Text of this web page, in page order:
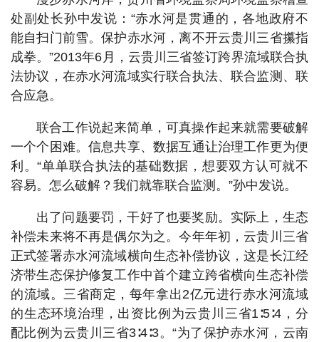
处副处长孙中发说：“赤水河是贯通的，各地政府不
能自扫门前雪。保护赤水河，离不开云贵川三省攥指
成拳。”2013年6月，云贵川三省签订跨界流域联合执
法协议，在赤水河流域实行联合执法、联合监测、联
合应急。
联合工作说起来简单，可真操作起来就需要破解
一个个困难。信息共享、数据互通让治理工作更为便
利。“单单联合执法的基础数据，想要双方认可就不
容易。怎么破解？我们就靠联合监测。”孙中发说。
出了问题要罚，干好了也要奖励。实际上，生态
补偿未来将不再是偶尔为之。今年年初，云贵川三省
正式签署赤水河流域横向生态补偿协议，这是长江经
济带生态保护修复工作中首个建立跨省横向生态补偿
的流域。三省商定，每年拿出2亿元进行赤水河流域
的生态环境治理，出资比例为云贵川三省1∶5∶4，分
配比例为云贵川三省3∶4∶3。“为了保护赤水河，云南